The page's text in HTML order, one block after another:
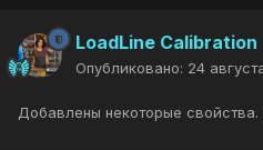
LoadLine Calibration
Опубликовано: 24
Добавлены некоторые